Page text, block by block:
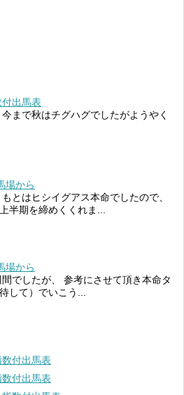
出馬表
まで秋はチグハグでしたがようやく
場から
とはヒシイグアス本命でしたので、
半期を締めくくれま...
場から
でしたが、 参考にさせて頂き本命タ
して）でいこう...
付出馬表
付出馬表